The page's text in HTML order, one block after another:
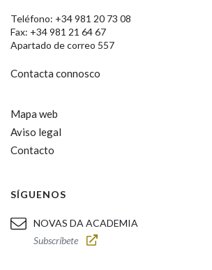
Teléfono: +34 981 20 73 08
Fax: +34 981 21 64 67
Apartado de correo 557
Contacta connosco
Mapa web
Aviso legal
Contacto
SÍGUENOS
NOVAS DA ACADEMIA
Subscríbete